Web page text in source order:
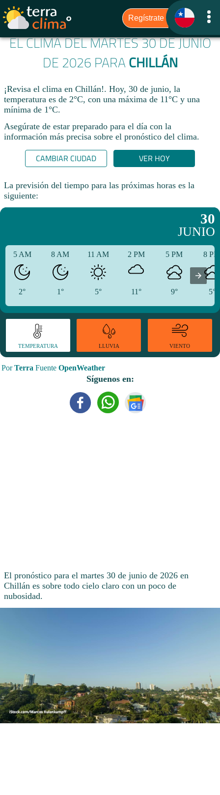
EL CLIMA DEL MARTES 30 DE JUNIO
DE 2026 PARA CHILLÁN
¡Revisa el clima en Chillán!. Hoy, 30 de junio, la
temperatura es de 2°C, con una máxima de 11°C y una
mínima de 1°C.​
Asegúrate de estar preparado para el día con la
información más precisa sobre el pronóstico del clima.
CAMBIAR CIUDAD VER HOY
La previsión del tiempo para las próximas horas es la
siguiente:
30
JUNIO
5 AM
2°
8 AM
1°
11 AM
5°
2 PM
11°
5 PM
9°
8
5°
TEMPERATURA LLUVIA VIENTO
PorTerra Fuente OpenWeather
Síguenos en:
El pronóstico para el martes 30 de junio de 2026 en
Chillán es sobre todo cielo claro con un poco de
nubosidad.